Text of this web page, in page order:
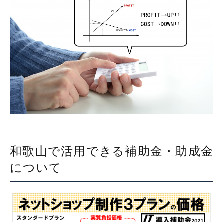
和歌山で活用できる補助金・助成金
について